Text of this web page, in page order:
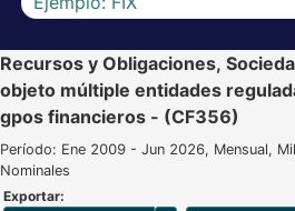
Recursos y Obligaciones,
objeto múltiple entidades
gpos financieros - (CF356)
Período: Ene 2009 - Jun 2026, Mensual,
Nominales
Exportar: